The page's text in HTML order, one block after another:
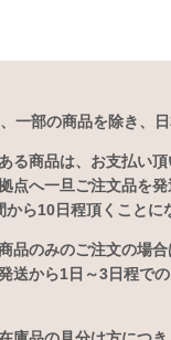
一部の商品を除き、
る商品は、お支払い頂
点へ一旦ご注文品を
ら10日程頂くことに
品のみのご注文の場合
送から1日～3日程で